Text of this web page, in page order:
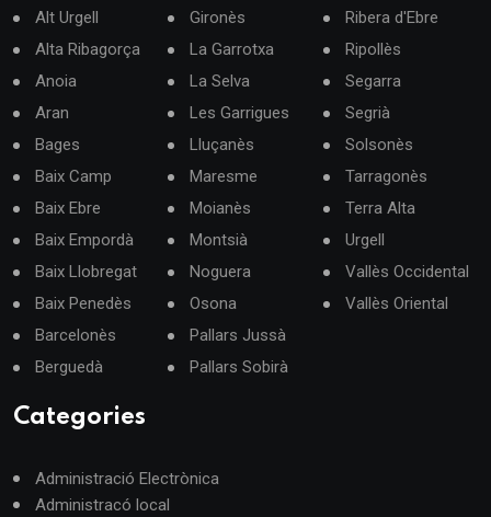
Alt Urgell
Alta Ribagorça
Anoia
Aran
Bages
Baix Camp
Baix Ebre
Baix Empordà
Baix Llobregat
Baix Penedès
Barcelonès
Berguedà
Gironès
La Garrotxa
La Selva
Les Garrigues
Lluçanès
Maresme
Moianès
Montsià
Noguera
Osona
Pallars Jussà
Pallars Sobirà
Ribera d'Ebre
Ripollès
Segarra
Segrià
Solsonès
Tarragonès
Terra Alta
Urgell
Vallès Occidental
Vallès Oriental
Categories
Administració Electrònica
Administracó local